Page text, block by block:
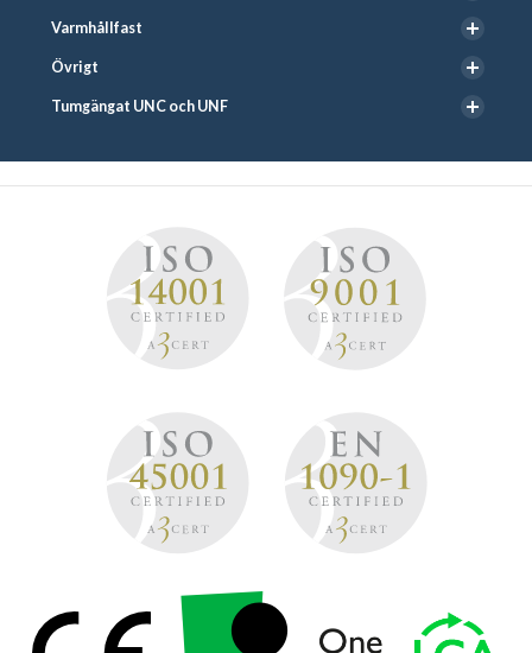
Varmhållfast
Övrigt
Tumgängat UNC och UNF